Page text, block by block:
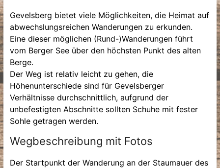
Gevelsberg bietet viele Möglichkeiten, die Heimat auf
abwechslungsreichen Wanderungen zu erkunden.
Eine dieser möglichen (Rund-)Wanderungen führt
vom Berger See über den höchsten Punkt des alten
Berge.
Der Weg ist relativ leicht zu gehen, die
Höhenunterschiede sind für Gevelsberger
Verhältnisse durchschnittlich, aufgrund der
unbefestigten Abschnitte sollten Schuhe mit fester
Sohle getragen werden.
Wegbeschreibung mit Fotos
Der Startpunkt der Wanderung an der Staumauer des